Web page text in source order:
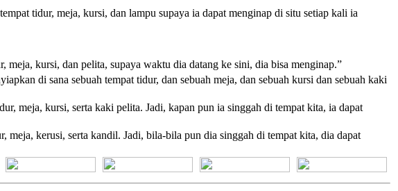
tidur, meja, kursi, dan lampu supaya ia dapat menginap di situ setiap kali ia
meja, kursi, dan pelita, supaya waktu dia datang ke sini, dia bisa menginap.”
di sana sebuah tempat tidur, dan sebuah meja, dan sebuah kursi dan sebuah kaki
meja, kursi, serta kaki pelita. Jadi, kapan pun ia singgah di tempat kita, ia dapat
kerusi, serta kandil. Jadi, bila-bila pun dia singgah di tempat kita, dia dapat